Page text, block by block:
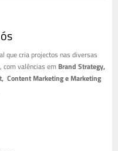
que cria projectos nas diversas
com valências em Brand Strategy,
Content Marketing e Marketing